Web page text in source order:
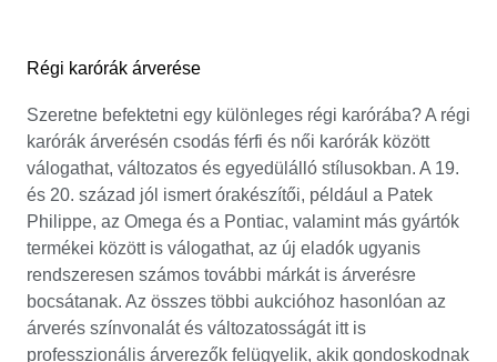
Régi karórák árverése
Szeretne befektetni egy különleges régi karórába? A régi
karórák árverésén csodás férfi és női karórák között
válogathat, változatos és egyedülálló stílusokban. A 19.
és 20. század jól ismert órakészítői, például a Patek
Philippe, az Omega és a Pontiac, valamint más gyártók
termékei között is válogathat, az új eladók ugyanis
rendszeresen számos további márkát is árverésre
bocsátanak. Az összes többi aukcióhoz hasonlóan az
árverés színvonalát és változatosságát itt is
professzionális árverezők felügyelik, akik gondoskodnak